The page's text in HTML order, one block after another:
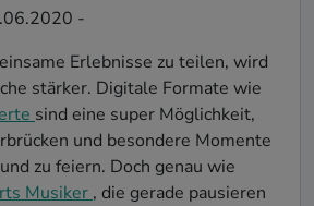
-
Erlebnisse zu teilen, wird
stärker. Digitale Formate wie
sind eine super Möglichkeit,
und besondere Momente
zu feiern. Doch genau wie
Musiker , die gerade pausieren